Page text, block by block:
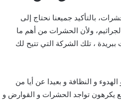
بالتأكيد جميعنا نحتاج إلى
ولأن الحشرات من أهم ما
، تلك الشركة التي تتيح لك
و النظافة و بعيدا عن أيا من
يكرهون تواجد الحشرات و القوارض و